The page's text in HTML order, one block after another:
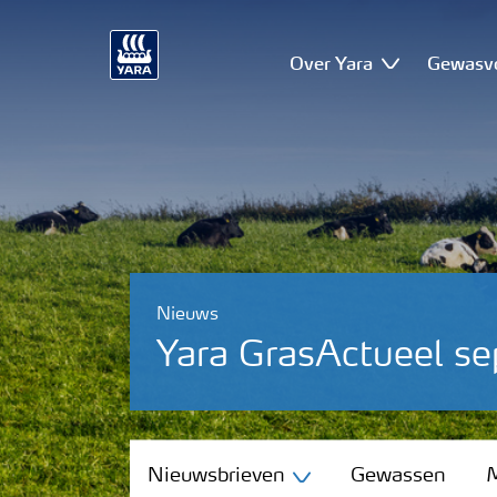
Over Yara
Nieuws
Yara GrasActueel
Nieuwsbrieven
Nieuwsbrieven Gewassen